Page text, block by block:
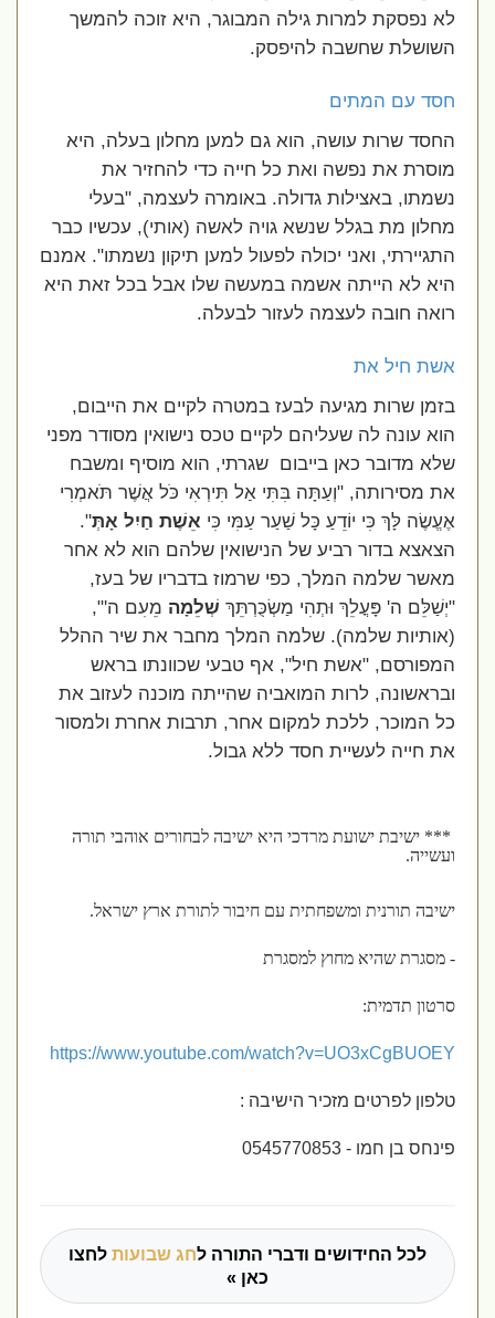
לא נפסקת למרות גילה המבוגר, היא זוכה להמשך
השושלת שחשבה להיפסק.
חסד עם המתים
החסד שרות עושה, הוא גם למען מחלון בעלה, היא
מוסרת את נפשה ואת כל חייה כדי להחזיר את
נשמתו, באצילות גדולה. באומרה לעצמה, "בעלי
מחלון מת בגלל שנשא גויה לאשה (אותי), עכשיו כבר
התגיירתי, ואני יכולה לפעול למען תיקון נשמתו". אמנם
היא לא הייתה אשמה במעשה שלו אבל בכל זאת היא
רואה חובה לעצמה לעזור לבעלה.
אשת חיל את
בזמן שרות מגיעה לבעז במטרה לקיים את הייבום,
הוא עונה לה שעליהם לקיים טכס נישואין מסודר מפני
שלא מדובר כאן בייבום שגרתי, הוא מוסיף ומשבח
את מסירותה, "וְעַתָּה בִּתִּי אַל תִּירְאִי כֹּל אֲשֶׁר תֹּאמְרִי
אֶעֱשֶׂה לָּךְ כִּי יוֹדֵעַ כָּל שַׁעַר עַמִּי כִּיאֵשֶׁת חַיִל אָתְּ".
הצאצא בדור רביע של הנישואין שלהם הוא לא אחר
מאשר שלמה המלך, כפי שרמוז בדבריו של בעז,
"יְשַׁלֵּם ה' פָּעֳלֵךְ וּתְהִי מַשְׂכֻּרְתֵּךְשְׁלֵמָהמֵעִם ה'",
(אותיות שלמה). שלמה המלך מחבר את שיר ההלל
המפורסם, "אשת חיל", אף טבעי שכוונתו בראש
ובראשונה, לרות המואביה שהייתה מוכנה לעזוב את
כל המוכר, ללכת למקום אחר, תרבות אחרת ולמסור
את חייה לעשיית חסד ללא גבול.
*** ישיבת ישועת מרדכי היא ישיבה לבחורים אוהבי תורה
ועשייה.
ישיבה תורנית ומשפחתית עם חיבור לתורת ארץ ישראל.
- מסגרת שהיא מחוץ למסגרת
סרטון תדמית:
https://www.youtube.com/watch?v=UO3xCgBUOEY
טלפון לפרטים מזכיר הישיבה :
פינחס בן חמו - 0545770853
לכל החידושים ודברי התורה לחג שבועותלחצו
כאן »